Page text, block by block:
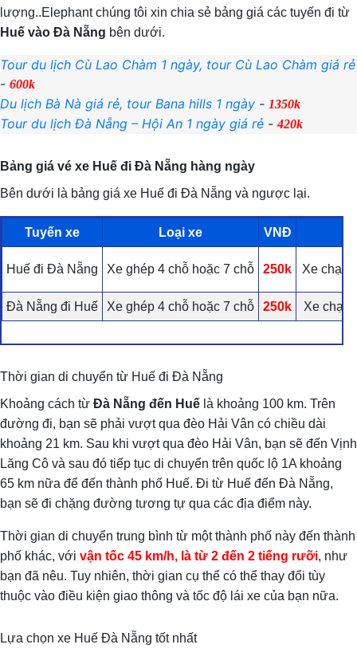
lượng..Elephant chúng tôi xin chia sẻ bảng giá các tuyến đi từ
Huế vào Đà Nẵng bên dưới.
Tour du lịch Cù Lao Chàm 1 ngày, tour Cù Lao Chàm giá rẻ
- 600k
Du lịch Bà Nà giá rẻ, tour Bana hills 1 ngày - 1350k
Tour du lịch Đà Nẵng – Hội An 1 ngày giá rẻ -420k
Bảng giá vé xe Huế đi Đà Nẵng hàng ngày
Bên dưới là bảng giá xe Huế đi Đà Nẵng và ngược lại.
Tuyến xe Loại xe VNĐ
Huế đi Đà Nẵng Xe ghép 4 chỗ hoặc 7 chỗ 250k Xe chạy
Đà Nẵng đi Huế Xe ghép 4 chỗ hoặc 7 chỗ 250k Xe chạy
Thời gian di chuyển từ Huế đi Đà Nẵng
Khoảng cách từ Đà Nẵng đến Huế là khoảng 100 km. Trên
đường đi, bạn sẽ phải vượt qua đèo Hải Vân có chiều dài
khoảng 21 km. Sau khi vượt qua đèo Hải Vân, bạn sẽ đến Vịnh
Lăng Cô và sau đó tiếp tục di chuyển trên quốc lộ 1A khoảng
65 km nữa để đến thành phố Huế. Đi từ Huế đến Đà Nẵng,
bạn sẽ đi chặng đường tương tự qua các địa điểm này.
Thời gian di chuyển trung bình từ một thành phố này đến thành
phố khác, với vận tốc 45 km/h, là từ 2 đến 2 tiếng rưỡi, như
bạn đã nêu. Tuy nhiên, thời gian cụ thể có thể thay đổi tùy
thuộc vào điều kiện giao thông và tốc độ lái xe của bạn nữa.
Lựa chọn xe Huế Đà Nẵng tốt nhất